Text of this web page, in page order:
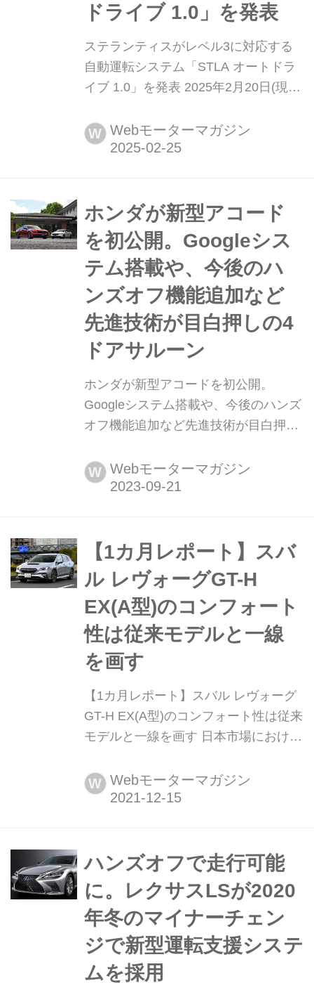
ドライブ 1.0」を発表
ステランティスがレベル3に対応する
自動運転システム「STLA オートドラ
イブ 1.0」を発表 2025年2月20日(現地
ンズフリーとアイズオフまで可能なレ
ベル3に対応する、自社開発の自動運
W Webモーターマガジン
ホンダが新型アコード
を初公開。Googleシス
テム搭載や、今後のハ
ンズオフ機能追加など
先進技術が目白押しの4
ドアサルーン
ホンダが新型アコードを初公開。
Googleシステム搭載や、今後のハンズ
オフ機能追加など先進技術が目白押し
ンダは2024年春の発売を予定する新型
アコードを初公開した。「Googleビル
ング360の搭載など、先進技術を盛り
込んだミドルサイズの4ドアセダン
を、いち早く触れることができた。
W Webモーターマガジン
【1カ月レポート】スバ
ル レヴォーグGT-H
EX(A型)のコンフォート
性は従来モデルと一線
を画す
【1カ月レポート】スバル レヴォーグ
GT-H EX(A型)のコンフォート性は従来
モデルと一線を画す 日本市場における
とり勝ちと言っていいほどの人気を博
しているスバル レヴォーグ。そのライ
子制御式ダンパーや5つのドライブモ
ードなどを備えたハイエンドの「STI
スポーツ」だという...
W Webモーターマガジン
ハンズオフで走行可能
に。レクサスLSが2020
年冬のマイナーチェン
ジで新型運転支援システ
ムを採用